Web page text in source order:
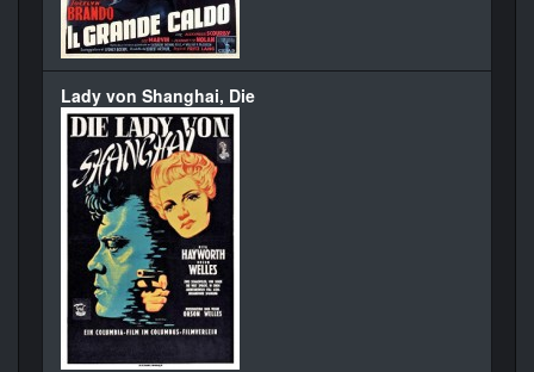
Lady von Shanghai, Die